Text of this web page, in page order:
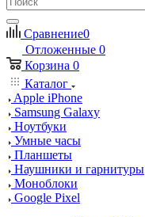
Сравнение0
Отложенные 0
Корзина 0
Каталог
Apple iPhone
Samsung Galaxy
Ноутбуки
Умные часы
Планшеты
Наушники и гарнитуры
Моноблоки
Google Pixel